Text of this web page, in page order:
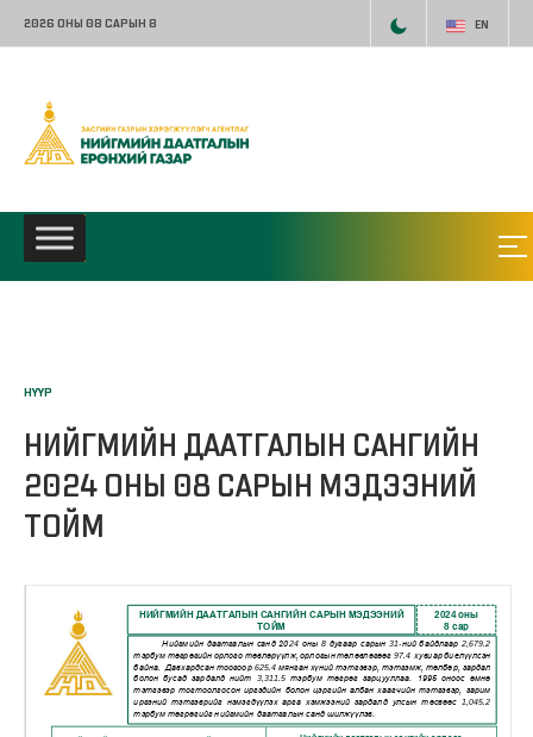
2026 ОНЫ 08 САРЫН 8 EN
НҮҮР
НИЙГМИЙН ДААТГАЛЫН САНГИЙН
2024 ОНЫ 08 САРЫН МЭДЭЭНИЙ
ТОЙМ